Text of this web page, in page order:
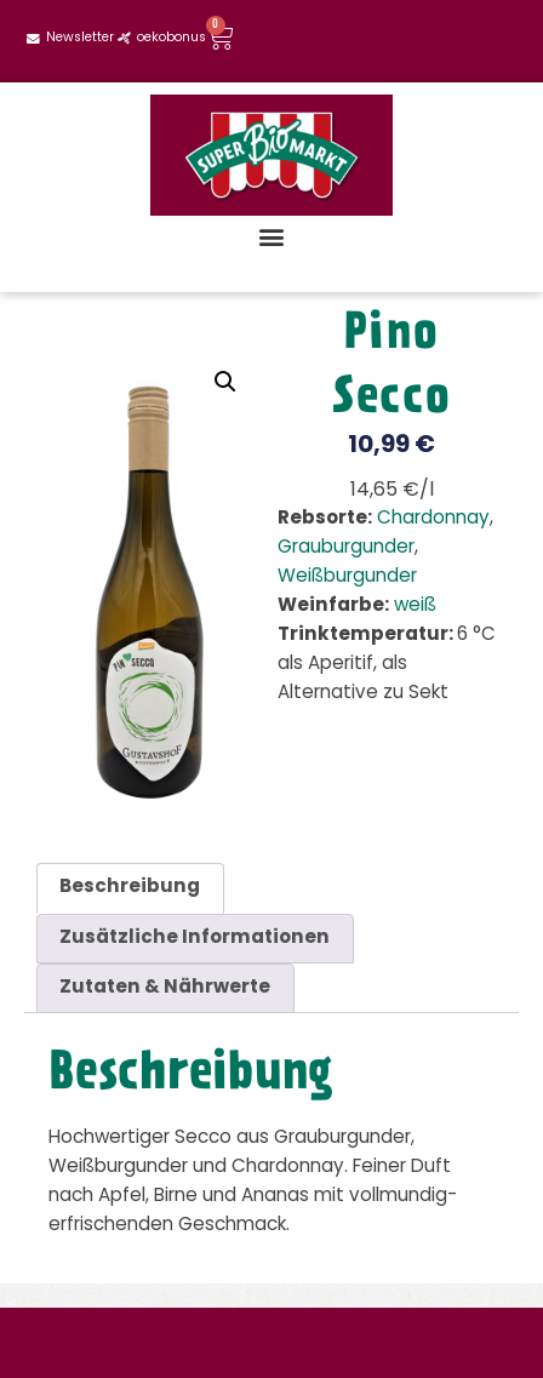
Newsletter oekobonus
0
Pino
Secco
10,99 €
14,65 €/l
Rebsorte: Chardonnay,
Grauburgunder,
Weißburgunder
Weinfarbe: weiß
Trinktemperatur: 6 °C
als Aperitif, als
Alternative zu Sekt
Beschreibung
Zusätzliche Informationen
Zutaten & Nährwerte
Beschreibung
Hochwertiger Secco aus Grauburgunder,
Weißburgunder und Chardonnay. Feiner Duft
nach Apfel, Birne und Ananas mit vollmundig-
erfrischenden Geschmack.